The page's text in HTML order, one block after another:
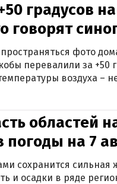
градусов
говорят
фото
перевалили за +50
воздуха –
областей
на 7
сохранится сильная
и осадки в ряде